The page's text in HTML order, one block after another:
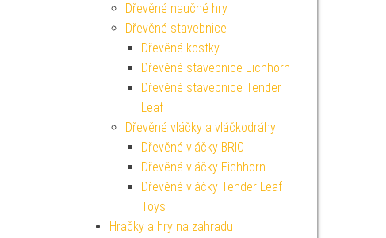
Dřevěné naučné hry
Dřevěné stavebnice
Dřevěné kostky
Dřevěné stavebnice Eichhorn
Dřevěné stavebnice Tender
Leaf
Dřevěné vláčky a vláčkodráhy
Dřevěné vláčky BRIO
Dřevěné vláčky Eichhorn
Dřevěné vláčky Tender Leaf
Toys
Hračky a hry na zahradu